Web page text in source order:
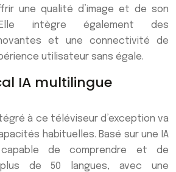
une qualité d’image et de son
Elle intègre également des
et une connectivité de
utilisateur sans égale.
IA multilingue
à ce téléviseur d’exception va
habituelles. Basé sur une IA
de comprendre et de
plus de 50 langues, avec une